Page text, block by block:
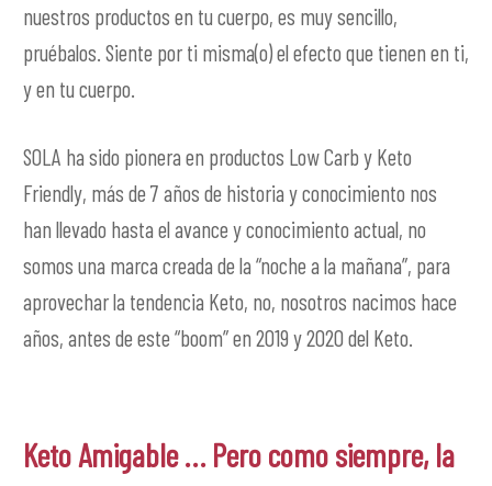
nuestros productos en tu cuerpo, es muy sencillo,
pruébalos. Siente por ti misma(o) el efecto que tienen en ti,
y en tu cuerpo.
SOLA ha sido pionera en productos Low Carb y Keto
Friendly, más de 7 años de historia y conocimiento nos
han llevado hasta el avance y conocimiento actual, no
somos una marca creada de la “noche a la mañana”, para
aprovechar la tendencia Keto, no, nosotros nacimos hace
años, antes de este “boom” en 2019 y 2020 del Keto.
Keto Amigable … Pero como siempre, la